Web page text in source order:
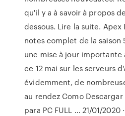
qu'il y a à savoir à propos
dessous. Lire la suite.
notes complet de la saison
une mise à jour importante
ce 12 mai sur les serveurs
évidemment, de
au rendez Como
para PC FULL … 21/01/2020